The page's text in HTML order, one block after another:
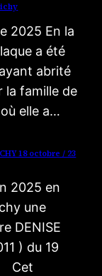
2025 En la
a été
abrité
la famille de
elle a…
18 octobre / 23
2025 en
une
DENISE
) du 19
Cet